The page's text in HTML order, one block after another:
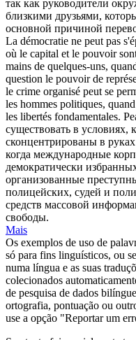
так как руководители
близкими друзьями,
основной причиной
La démocratie ne peut pas
où le capital et le pouvoir
mains de quelques-uns,
question le pouvoir de
le crime organisé peut se
les hommes politiques,
les libertés fondamentales.
существовать в условиях,
сконцентрированы в
когда международные
демократически
организованные
полицейских, судей и
средств массовой
свободы.
Mais
Os exemplos de uso de
só para fins linguísticos, ou
numa língua e as suas
colecionados
de pesquisa de dados
ortografia, pontuação ou
use a opção "Reportar um